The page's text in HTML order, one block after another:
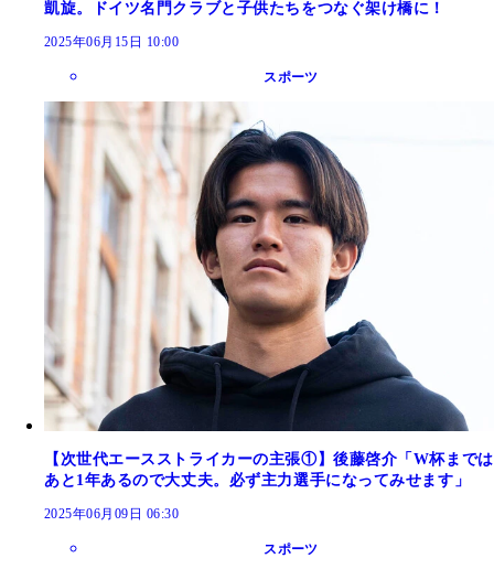
凱旋。ドイツ名門クラブと子供たちをつなぐ架け橋に！
2025年06月15日 10:00
スポーツ
【次世代エースストライカーの主張①】後藤啓介「W杯までは
あと1年あるので大丈夫。必ず主力選手になってみせます」
2025年06月09日 06:30
スポーツ